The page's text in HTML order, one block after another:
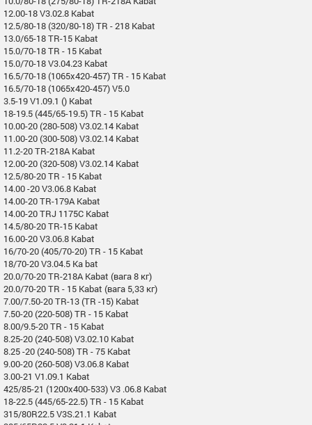
12.00-18 V3.02.8 Kabat
12.5/80-18 (320/80-18) TR - 218 Kabat
13.0/65-18 TR-15 Kabat
15.0/70-18 TR - 15 Kabat
15.0/70-18 V3.04.23 Kabat
16.5/70-18 (1065x420-457) TR - 15 Kabat
16.5/70-18 (1065x420-457) V5.0
3.5-19 V1.09.1 () Kabat
18-19.5 (445/65-19.5) TR - 15 Kabat
10.00-20 (280-508) V3.02.14 Kabat
11.00-20 (300-508) V3.02.14 Kabat
11.2-20 TR-218A Kabat
12.00-20 (320-508) V3.02.14 Kabat
12.5/80-20 TR - 15 Kabat
14.00 -20 V3.06.8 Kabat
14.00-20 TR-179A Kabat
14.00-20 TRJ 1175C Kabat
14.5/80-20 TR-15 Kabat
16.00-20 V3.06.8 Kabat
16/70-20 (405/70-20) TR - 15 Kabat
18/70-20 V3.04.5 Ka bat
20.0/70-20 TR-218A Kabat (вага 8 кг)
20.0/70-20 TR - 15 Kabat (вага 5,33 кг)
7.00/7.50-20 TR-13 (TR -15) Kabat
7.50-20 (220-508) TR - 15 Kabat
8.00/9.5-20 TR - 15 Kabat
8.25-20 (240-508) V3.02.10 Kabat
8.25 -20 (240-508) TR - 75 Kabat
9.00-20 (260-508) V3.06.8 Kabat
3.00-21 V1.09.1 Kabat
425/85-21 (1200x400-533) V3 .06.8 Kabat
18-22.5 (445/65-22.5) TR - 15 Kabat
315/80R22.5 V3S.21.1 Kabat